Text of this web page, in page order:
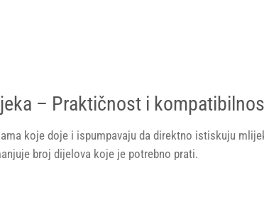
– Praktičnost i
koje doje i ispumpavaju da direktno istiskuju
broj dijelova koje je potrebno prati.